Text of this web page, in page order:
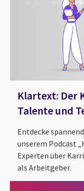
Klartext: Der
Talente und
Entdecke
unserem Podcast
Experten über
als Arbeitgeber.